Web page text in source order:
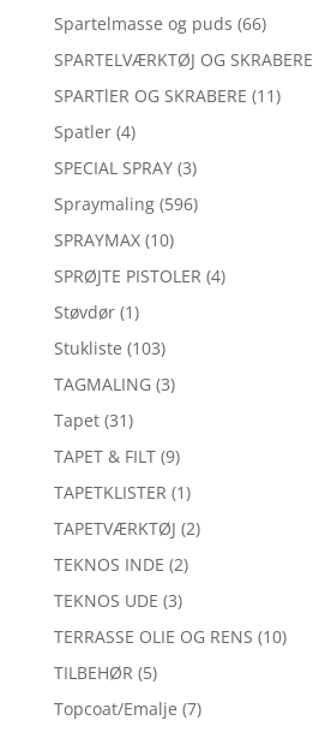
Spartelmasse og puds (66)
SPARTELVÆRKTØJ OG SKRABERE
SPARTlER OG SKRABERE (11)
Spatler (4)
SPECIAL SPRAY (3)
Spraymaling (596)
SPRAYMAX (10)
SPRØJTE PISTOLER (4)
Støvdør (1)
Stukliste (103)
TAGMALING (3)
Tapet (31)
TAPET & FILT (9)
TAPETKLISTER (1)
TAPETVÆRKTØJ (2)
TEKNOS INDE (2)
TEKNOS UDE (3)
TERRASSE OLIE OG RENS (10)
TILBEHØR (5)
Topcoat/Emalje (7)